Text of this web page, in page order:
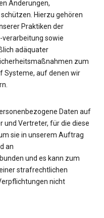
Änderungen,
Hierzu gehören
Praktiken der
verarbeitung sowie
adäquater
zum
Systeme, auf denen wir
Daten auf
und Vertreter, für die diese
sie in unserem Auftrag
an
und es kann zum
strafrechtlichen
nicht